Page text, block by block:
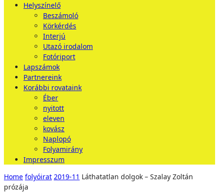
Helyszínelő
Beszámoló
Körkérdés
Interjú
Utazó irodalom
Fotóriport
Lapszámok
Partnereink
Korábbi rovataink
Éber
nyitott
eleven
kovász
Naplopó
Folyamirány
Impresszum
Home folyóirat 2019-11 Láthatatlan dolgok – Szalay Zoltán
prózája